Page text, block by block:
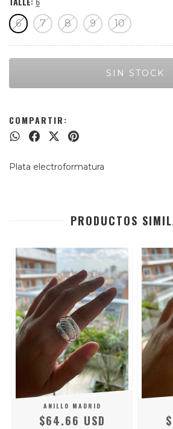
6 7 8 9 10
COMPARTIR:
Plata electroformatura
PRODUCTOS
ANILLO MADRID
$64.66 USD